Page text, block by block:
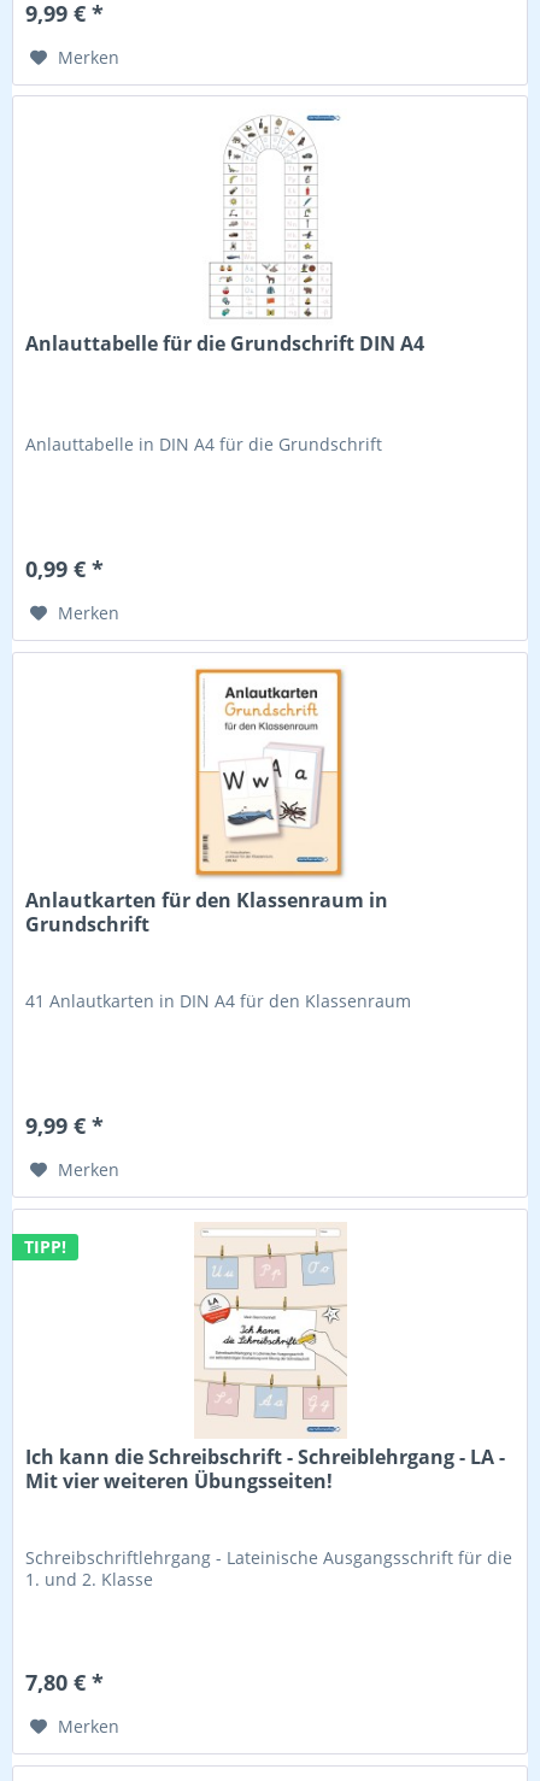
9,99 € *
Merken
Anlauttabelle für die Grundschrift DIN A4
Anlauttabelle in DIN A4 für die Grundschrift
0,99 € *
Merken
Anlautkarten für den Klassenraum in
Grundschrift
41 Anlautkarten in DIN A4 für den Klassenraum
9,99 € *
Merken
TIPP!
Ich kann die Schreibschrift - Schreiblehrgang - LA -
Mit vier weiteren Übungsseiten!
Schreibschriftlehrgang - Lateinische Ausgangsschrift für die
1. und 2. Klasse
7,80 € *
Merken